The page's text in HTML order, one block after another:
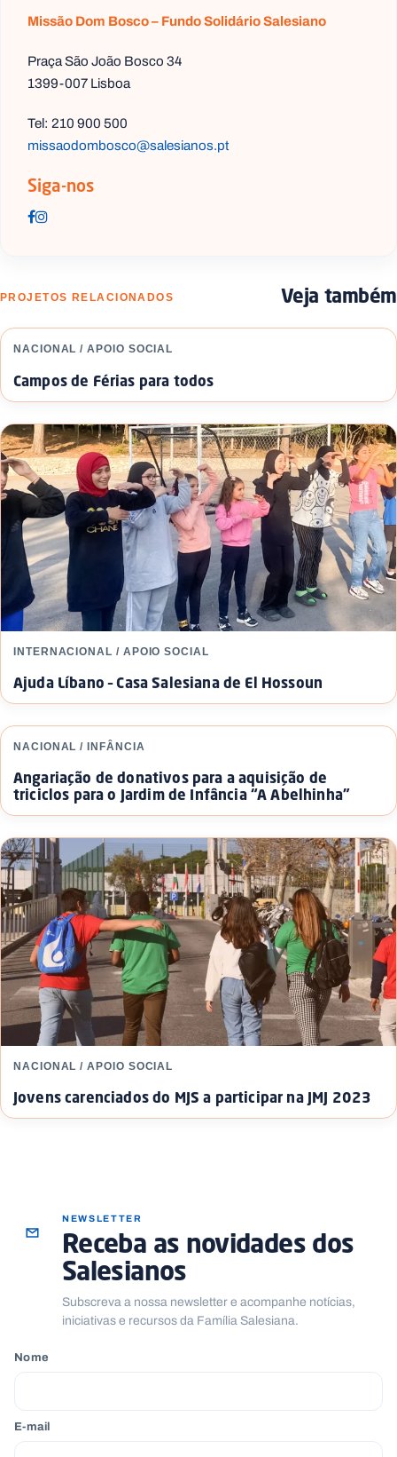
Missão Dom Bosco – Fundo Solidário Salesiano
Praça São João Bosco 34
1399-007 Lisboa
Tel: 210 900 500
missaodombosco@salesianos.pt
Siga-nos
PROJETOS RELACIONADOS Veja também
NACIONAL / APOIO SOCIAL
Campos de Férias para todos
INTERNACIONAL / APOIO SOCIAL
Ajuda Líbano – Casa Salesiana de El Hossoun
NACIONAL / INFÂNCIA
Angariação de donativos para a aquisição de
triciclos para o Jardim de Infância “A Abelhinha”
NACIONAL / APOIO SOCIAL
Jovens carenciados do MJS a participar na JMJ 2023
NEWSLETTER
Receba as novidades dos
Salesianos
Subscreva a nossa newsletter e acompanhe notícias,
iniciativas e recursos da Família Salesiana.
Nome
E-mail